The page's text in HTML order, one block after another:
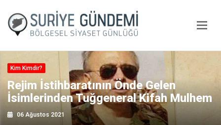
Kim Kimdir?
Rejim İstihbaratının Önde Gelen
İsimlerinden Tuğgeneral Kifah Mulhem
06 Ağustos 2021